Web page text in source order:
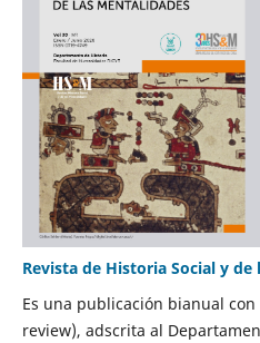
Revista de Historia Social y de
Es una publicación bianual
review), adscrita al